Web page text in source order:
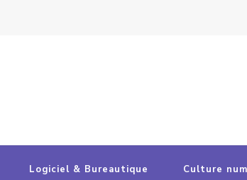
Logiciel & Bureautique Culture